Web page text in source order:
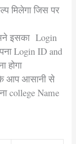
मिलेगा जिस पर
इसका Login
Login ID and
होगा
आप आसानी से
college Name